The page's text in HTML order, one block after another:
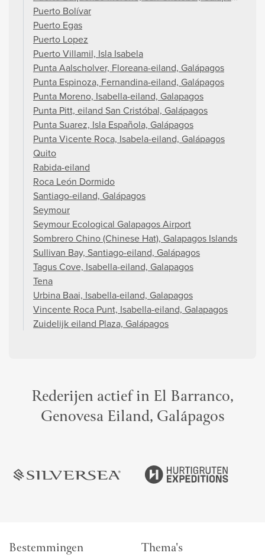
Puerto Bolívar
Puerto Egas
Puerto Lopez
Puerto Villamil, Isla Isabela
Punta Aalscholver, Floreana-eiland, Galápagos
Punta Espinoza, Fernandina-eiland, Galápagos
Punta Moreno, Isabella-eiland, Galapagos
Punta Pitt, eiland San Cristóbal, Galápagos
Punta Suarez, Isla Española, Galápagos
Punta Vicente Roca, Isabela-eiland, Galápagos
Quito
Rabida-eiland
Roca León Dormido
Santiago-eiland, Galápagos
Seymour
Seymour Ecological Galapagos Airport
Sombrero Chino (Chinese Hat), Galapagos Islands
Sullivan Bay, Santiago-eiland, Galápagos
Tagus Cove, Isabella-eiland, Galapagos
Tena
Urbina Baai, Isabella-eiland, Galapagos
Vincente Roca Punt, Isabella-eiland, Galapagos
Zuidelijk eiland Plaza, Galápagos
Rederijen actief in El Barranco,
Genovesa Eiland, Galápagos
Bestemmingen Thema's